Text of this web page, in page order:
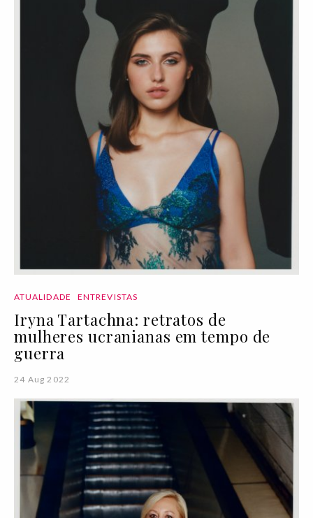
ATUALIDADE ENTREVISTAS
Iryna Tartachna: retratos de
mulheres ucranianas em tempo de
guerra
24 Aug 2022